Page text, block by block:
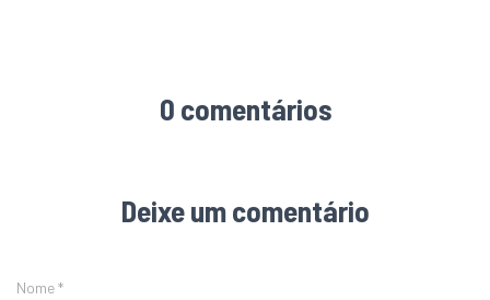
0 comentários
Deixe um comentário
Nome*